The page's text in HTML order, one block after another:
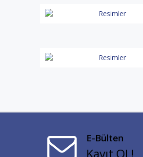
E-Bülten
Kayıt OL!